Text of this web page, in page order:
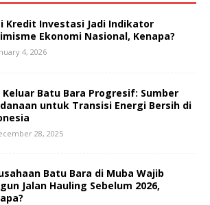
Kredit Investasi Jadi Indikator
Ekonomi Nasional, Kenapa?
4, 2026
Keluar Batu Bara Progresif: Sumber
untuk Transisi Energi Bersih di
28, 2025
Batu Bara di Muba Wajib
Jalan Hauling Sebelum 2026,